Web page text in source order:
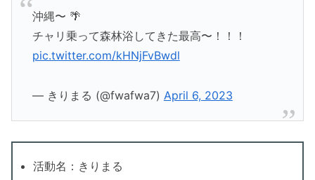
沖縄〜 🌴
チャリ乗って森林浴してきた最高〜！！！
pic.twitter.com/kHNjFvBwdl
— きりまる (@fwafwa7) April 6, 2023
活動名：きりまる